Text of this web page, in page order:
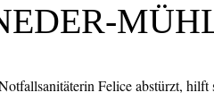
Felice abstürzt, hilft